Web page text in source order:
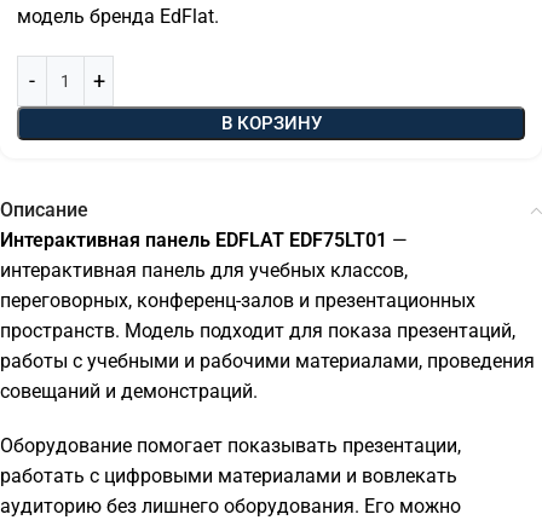
модель бренда EdFlat.
В КОРЗИНУ
Описание
Интерактивная панель EDFLAT EDF75LT01 —
интерактивная панель для учебных классов,
переговорных, конференц-залов и презентационных
пространств. Модель подходит для показа презентаций,
работы с учебными и рабочими материалами, проведения
совещаний и демонстраций.
Оборудование помогает показывать презентации,
работать с цифровыми материалами и вовлекать
аудиторию без лишнего оборудования. Его можно